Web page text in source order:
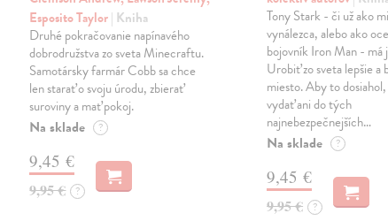
Esposito Taylor| Kniha
Druhé pokračovanie napínavého
dobrodružstva zo sveta Minecraftu.
Samotársky farmár Cobb sa chce
len starať o svoju úrodu, zbierať
suroviny a mať pokoj.
Na sklade ?
9,45 €
9,95 € ?
Tony Stark - či už ako
vynálezca, alebo ako
bojovník Iron Man - má
Urobiť zo sveta lepšie a
miesto. Aby to
vydať ani do tých
najnebezpečnejších…
Na sklade ?
9,45 €
9,95 € ?